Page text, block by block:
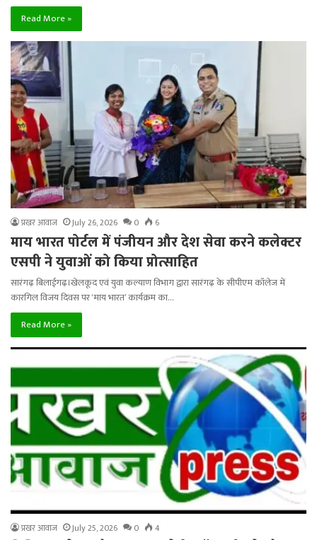
Read More »
प्रखर आवाज July 26, 2026 0 6
माय भारत पोर्टल में पंजीयन और देश सेवा करने कलेक्टर
एसपी ने युवाओं को किया प्रोत्साहित
सारंगढ़ बिलाईगढ़।खेलकूद एवं युवा कल्याण विभाग द्वारा सारंगढ़ के सीपीएम कॉलेज में
कारगिल विजय दिवस पर ‘माय भारत’ कार्यक्रम का…
Read More »
प्रखर आवाज July 25, 2026 0 4